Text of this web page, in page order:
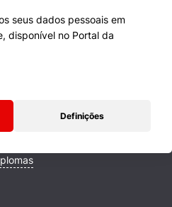
seus dados pessoais em
disponível no Portal da
Definições